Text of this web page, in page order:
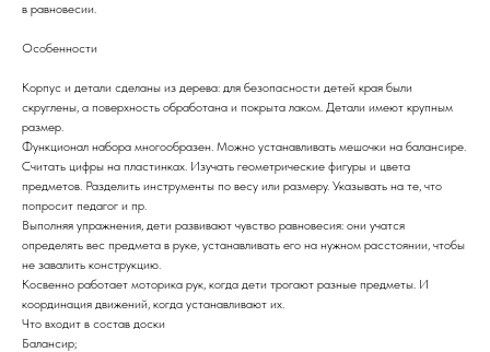
в равновесии.
Особенности
Корпус и детали сделаны из дерева: для безопасности детей края были
скруглены, а поверхность обработана и покрыта лаком. Детали имеют крупным
размер.
Функционал набора многообразен. Можно устанавливать мешочки на балансире.
Считать цифры на пластинках. Изучать геометрические фигуры и цвета
предметов. Разделить инструменты по весу или размеру. Указывать на те, что
попросит педагог и пр.
Выполняя упражнения, дети развивают чувство равновесия: они учатся
определять вес предмета в руке, устанавливать его на нужном расстоянии, чтобы
не завалить конструкцию.
Косвенно работает моторика рук, когда дети трогают разные предметы. И
координация движений, когда устанавливают их.
Что входит в состав доски
Балансир;